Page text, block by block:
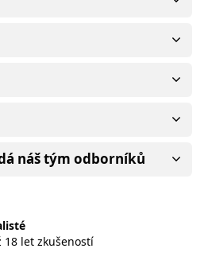
náš tým odborníků
18 let zkušeností